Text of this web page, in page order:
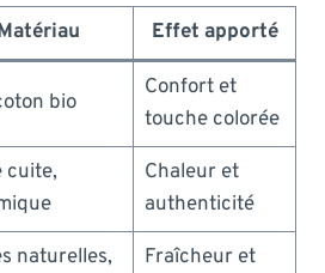
Effet apporté
bio
Confort et
touche colorée
cuite,
Chaleur et
authenticité
naturelles,
Fraîcheur et